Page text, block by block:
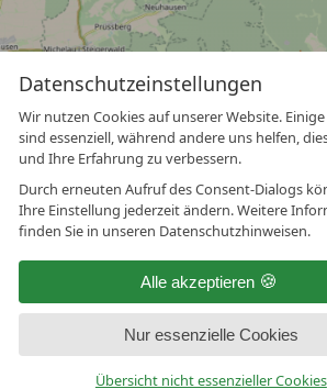
Datenschutzeinstellungen
Wir nutzen Cookies auf unserer Website.
sind essenziell, während andere uns helfen,
und Ihre Erfahrung zu verbessern.
Durch erneuten Aufruf des Consent-Dialogs
Ihre Einstellung jederzeit ändern. Weitere
finden Sie in unseren Datenschutzhinweisen.
Alle akzeptieren
Nur essenzielle Cookies
Übersicht nicht essenzieller Cookies